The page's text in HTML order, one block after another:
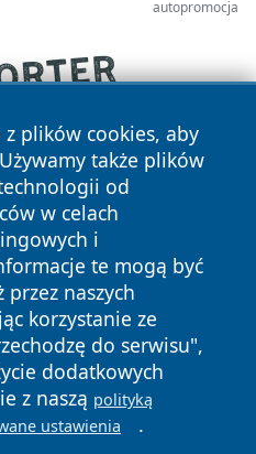
autopromocja
z plików cookies, aby
także plików
od
w celach
i
te mogą być
naszych
korzystanie ze
do serwisu",
dodatkowych
z naszą polityką
ustawienia .
Wszystkie prawa
Polityka
Cookies